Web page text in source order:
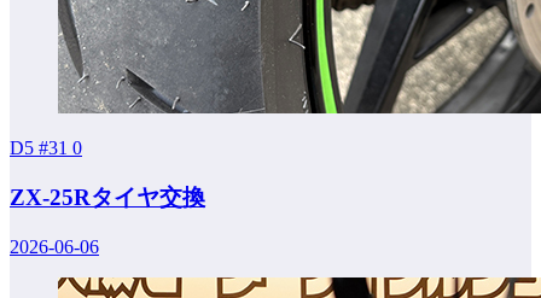
D5 #31 0
ZX-25Rタイヤ交換
2026-06-06